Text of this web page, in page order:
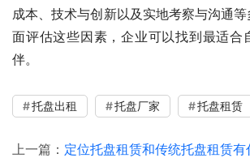
成本、技术与创新以及实地考察与沟通
面评估这些因素，企业可以找到最适合
伴。
托盘出租 托盘厂家 托盘租赁
上一篇： 定位托盘租赁和传统托盘租赁有